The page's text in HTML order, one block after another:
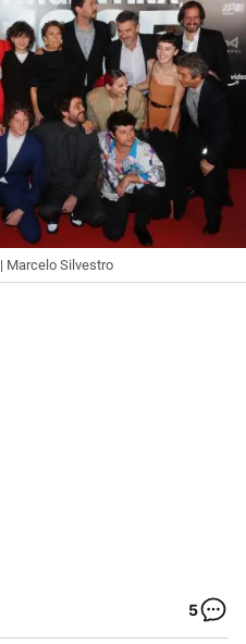
| Marcelo Silvestro
5